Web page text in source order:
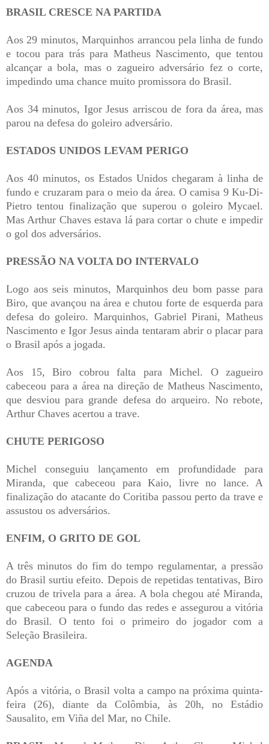
BRASIL CRESCE NA PARTIDA
Aos 29 minutos, Marquinhos arrancou pela linha de fundo
e tocou para trás para Matheus Nascimento, que tentou
alcançar a bola, mas o zagueiro adversário fez o corte,
impedindo uma chance muito promissora do Brasil.
Aos 34 minutos, Igor Jesus arriscou de fora da área, mas
parou na defesa do goleiro adversário.
ESTADOS UNIDOS LEVAM PERIGO
Aos 40 minutos, os Estados Unidos chegaram à linha de
fundo e cruzaram para o meio da área. O camisa 9 Ku-Di-
Pietro tentou finalização que superou o goleiro Mycael.
Mas Arthur Chaves estava lá para cortar o chute e impedir
o gol dos adversários.
PRESSÃO NA VOLTA DO INTERVALO
Logo aos seis minutos, Marquinhos deu bom passe para
Biro, que avançou na área e chutou forte de esquerda para
defesa do goleiro. Marquinhos, Gabriel Pirani, Matheus
Nascimento e Igor Jesus ainda tentaram abrir o placar para
o Brasil após a jogada.
Aos 15, Biro cobrou falta para Michel. O zagueiro
cabeceou para a área na direção de Matheus Nascimento,
que desviou para grande defesa do arqueiro. No rebote,
Arthur Chaves acertou a trave.
CHUTE PERIGOSO
Michel conseguiu lançamento em profundidade para
Miranda, que cabeceou para Kaio, livre no lance. A
finalização do atacante do Coritiba passou perto da trave e
assustou os adversários.
ENFIM, O GRITO DE GOL
A três minutos do fim do tempo regulamentar, a pressão
do Brasil surtiu efeito. Depois de repetidas tentativas, Biro
cruzou de trivela para a área. A bola chegou até Miranda,
que cabeceou para o fundo das redes e assegurou a vitória
do Brasil. O tento foi o primeiro do jogador com a
Seleção Brasileira.
AGENDA
Após a vitória, o Brasil volta a campo na próxima quinta-
feira (26), diante da Colômbia, às 20h, no Estádio
Sausalito, em Viña del Mar, no Chile.